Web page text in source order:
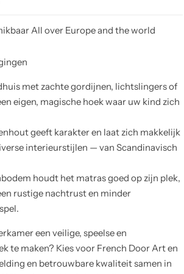
All over Europe and the world
met zachte gordijnen, lichtslingers of
eigen, magische hoek waar uw kind zich
geeft karakter en laat zich makkelijk
interieurstijlen — van Scandinavisch
houdt het matras goed op zijn plek,
rustige nachtrust en minder
een veilige, speelse en
te maken? Kies voor French Door Art en
en betrouwbare kwaliteit samen in